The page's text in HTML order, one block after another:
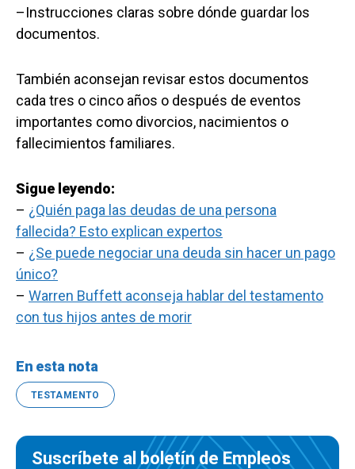
–Instrucciones claras sobre dónde guardar los
documentos.
También aconsejan revisar estos documentos
cada tres o cinco años o después de eventos
importantes como divorcios, nacimientos o
fallecimientos familiares.
Sigue leyendo:
– ¿Quién paga las deudas de una persona
fallecida? Esto explican expertos
– ¿Se puede negociar una deuda sin hacer un pago
único?
– Warren Buffett aconseja hablar del testamento
con tus hijos antes de morir
En esta nota
TESTAMENTO
Suscríbete al boletín de Empleos